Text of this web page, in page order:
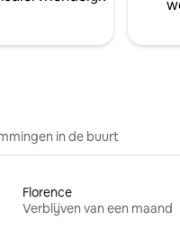
in de buurt
Florence
Verblijven van een maand